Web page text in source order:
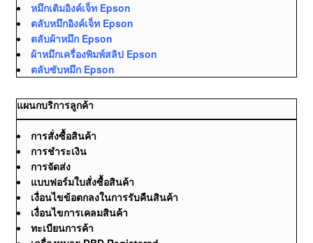
หมึกเติมอิงค์เจ็ท Epson
ตลับหมึกอิงค์เจ็ท Epson
ตลับผ้าหมึก Epson
ผ้าหมึกเครื่องพิมพ์สลิป Epson
ตลับซับหมึก Epson
แผนกบริการลูกค้า
การสั่งซื้อสินค้า
การชำระเงิน
การจัดส่ง
แบบฟอร์มใบสั่งซื้อสินค้า
เงื่อนไขข้อตกลงในการรับคืนสินค้า
เงื่อนไขการเคลมสินค้า
ทะเบียนการค้า